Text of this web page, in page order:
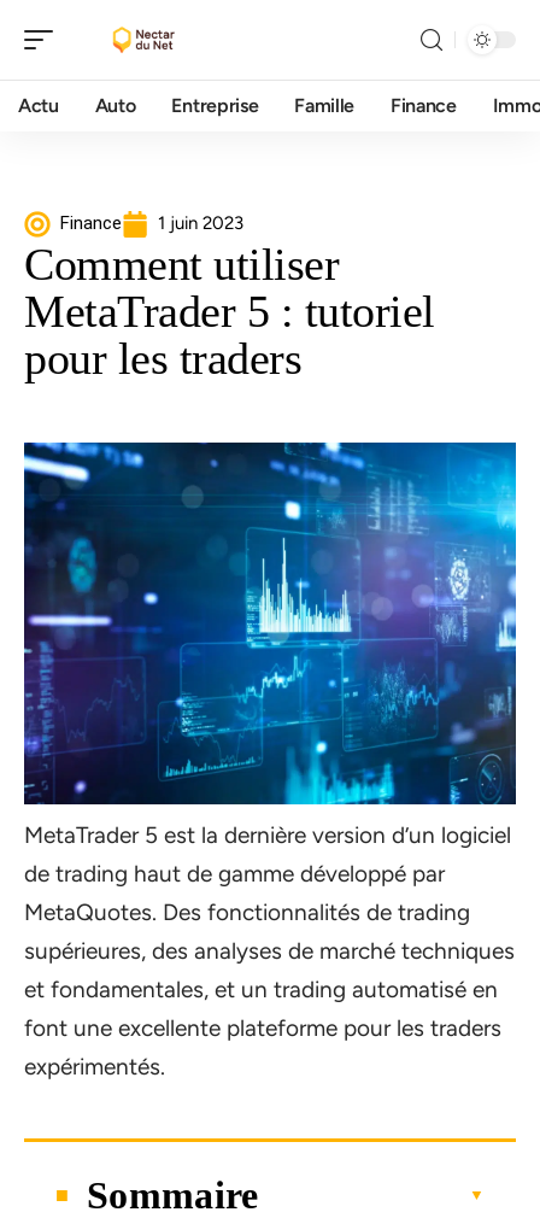
Actu Auto Entreprise Famille Finance
Finance 1 juin 2023
Comment utiliser
MetaTrader 5 : tutoriel
pour les traders
MetaTrader 5 est la dernière version d’un logiciel
de trading haut de gamme développé par
MetaQuotes. Des fonctionnalités de trading
supérieures, des analyses de marché techniques
et fondamentales, et un trading automatisé en
font une excellente plateforme pour les traders
expérimentés.
Sommaire